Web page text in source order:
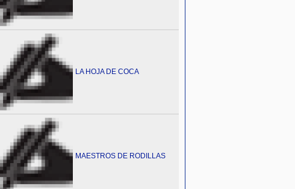
LA HOJA DE COCA
MAESTROS DE RODILLAS